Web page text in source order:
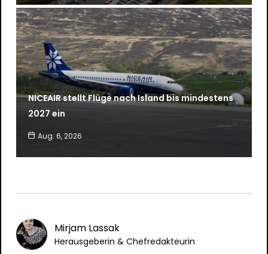
NICEAIR stellt Flüge nach Island bis mindestens
2027 ein
Aug. 6, 2026
Mirjam Lassak
Herausgeberin & Chefredakteurin